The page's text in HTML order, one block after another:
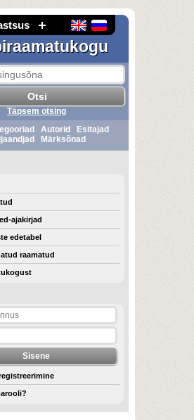
Täpsem otsing
Autorid
Esitajad
Märksõnad
ajakirjad
edetabel
raamatud